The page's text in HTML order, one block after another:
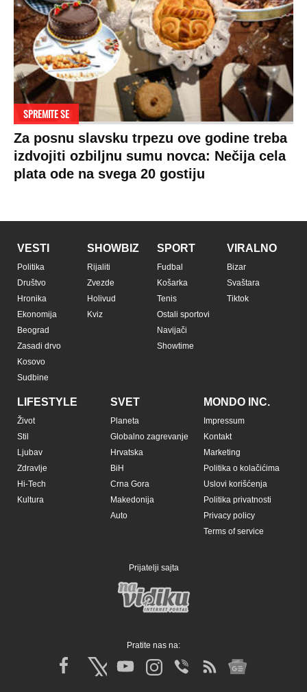
SPREMITE SE
Za posnu slavsku trpezu ove godine treba
izdvojiti ozbiljnu sumu novca: Nečija cela
plata ode na svega 20 gostiju
VESTI
Politika
Društvo
Hronika
Ekonomija
Beograd
Zasadi drvo
Kosovo
Sudbine
SHOWBIZ
Rijaliti
Zvezde
Holivud
Kviz
SPORT
Fudbal
Košarka
Tenis
Ostali sportovi
Navijači
Showtime
VIRALNO
Bizar
Svaštara
Tiktok
LIFESTYLE
Život
Stil
Ljubav
Zdravlje
Hi-Tech
Kultura
SVET
Planeta
Globalno zagrevanje
Hrvatska
BiH
Crna Gora
Makedonija
Auto
MONDO INC.
Impressum
Kontakt
Marketing
Politika o kolačićima
Uslovi korišćenja
Politika privatnosti
Privacy policy
Terms of service
Prijatelji sajta
Pratite nas na: